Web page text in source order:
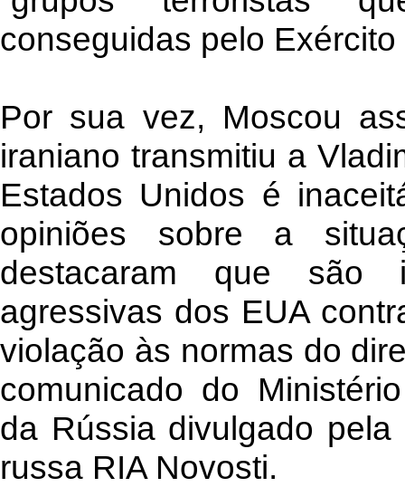
conseguidas pelo Exército
Por sua vez, Moscou
iraniano transmitiu a
Estados Unidos é
opiniões sobre a
destacaram que são
agressivas dos EUA
violação às normas do
comunicado do
da Rússia divulgado
russa RIA Novosti.